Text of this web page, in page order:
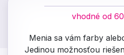
vhodné od
Menia sa vám farby
Jedinou možnosťou